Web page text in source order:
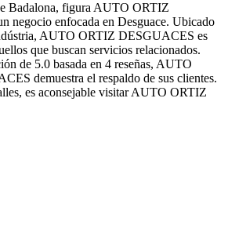
Badalona, figura AUTO ORTIZ
negocio enfocada en Desguace. Ubicado
AUTO ORTIZ DESGUACES es
que buscan servicios relacionados.
de 5.0 basada en 4 reseñas, AUTO
demuestra el respaldo de sus clientes.
es aconsejable visitar AUTO ORTIZ